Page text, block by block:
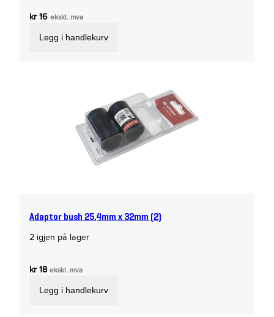
kr16 ekskl. mva
Legg i handlekurv
Adaptor bush 25,4mm x 32mm (2)
2 igjen på lager
kr18 ekskl. mva
Legg i handlekurv